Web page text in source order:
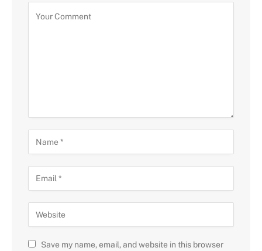
Save my name, email, and website in this browser